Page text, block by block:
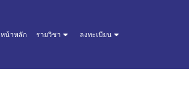
หน้าหลัก รายวิชา ลงทะเบียน